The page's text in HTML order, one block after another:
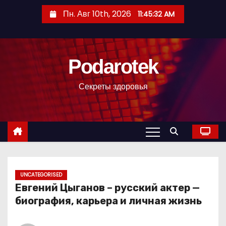
с
Пн. Авг 10th, 2026 11:45:33 AM
Podarotek
Секреты здоровья
UNCATEGORISED
Евгений Цыганов – русский актер —
биография, карьера и личная жизнь